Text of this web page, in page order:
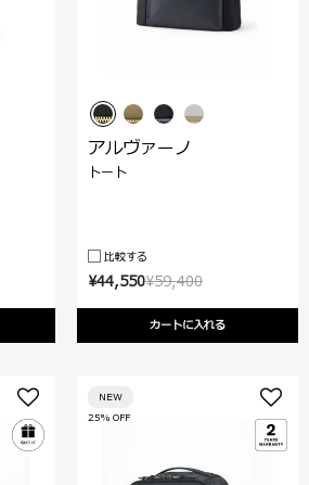
¥59,400
¥44,550
カートに入れる
アルヴァーノ
トート
比較する
25% OFF
NEW